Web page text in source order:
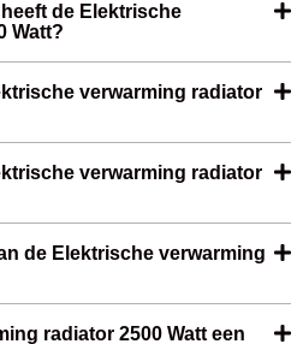
de Elektrische
Watt?
verwarming radiator
verwarming radiator
de Elektrische verwarming
radiator 2500 Watt een